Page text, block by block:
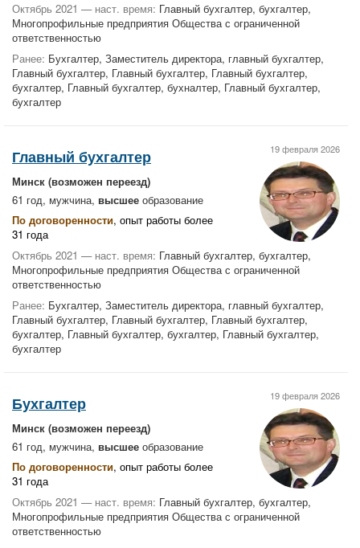
Октябрь 2021 — наст. время: Главный бухгалтер, бухгалтер,
Многопрофильные предприятия Общества с ограниченной
ответственностью
Ранее: Бухгалтер, Заместитель директора, главный бухгалтер,
Главный бухгалтер, Главный бухгалтер, Главный бухгалтер,
бухгалтер, Главный бухгалтер, бухналтер, Главный бухгалтер,
бухгалтер
19 февраля 2026
Главный бухгалтер
Минск (возможен переезд)
61 год, мужчина, высшее образование
По договоренности, опыт работы более
31 года
Октябрь 2021 — наст. время: Главный бухгалтер, бухгалтер,
Многопрофильные предприятия Общества с ограниченной
ответственностью
Ранее: Бухгалтер, Заместитель директора, главный бухгалтер,
Главный бухгалтер, Главный бухгалтер, Главный бухгалтер,
бухгалтер, Главный бухгалтер, бухгалтер, Главный бухгалтер,
бухгалтер
19 февраля 2026
Бухгалтер
Минск (возможен переезд)
61 год, мужчина, высшее образование
По договоренности, опыт работы более
31 года
Октябрь 2021 — наст. время: Главный бухгалтер, бухгалтер,
Многопрофильные предприятия Общества с ограниченной
ответственностью